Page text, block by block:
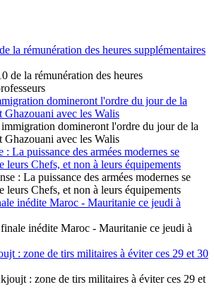
la rémunération des heures supplémentaires
domineront l'ordre du jour de la
Ghazouani avec les Walis
La puissance des armées modernes se
leurs Chefs, et non à leurs équipements
inédite Maroc - Mauritanie ce jeudi à
: zone de tirs militaires à éviter ces 29 et 30